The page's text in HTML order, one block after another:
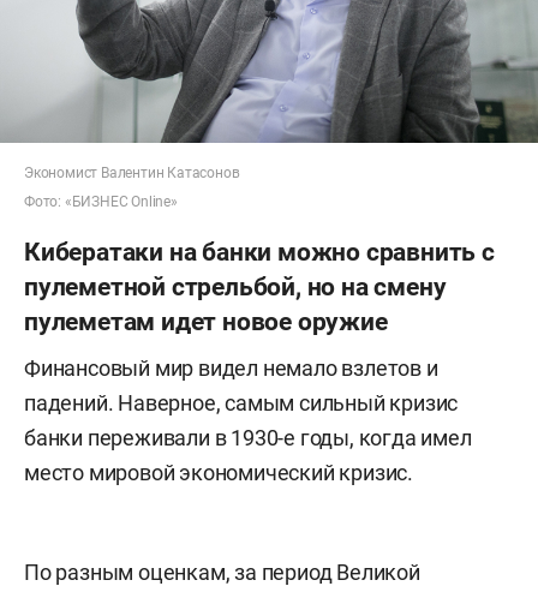
Экономист Валентин Катасонов
Фото: «БИЗНЕС Online»
Кибератаки на банки можно сравнить с
пулеметной стрельбой, но на смену
пулеметам идет новое оружие
Финансовый мир видел немало взлетов и
падений. Наверное, самым сильный кризис
банки переживали в 1930-е годы, когда имел
место мировой экономический кризис.
По разным оценкам, за период Великой